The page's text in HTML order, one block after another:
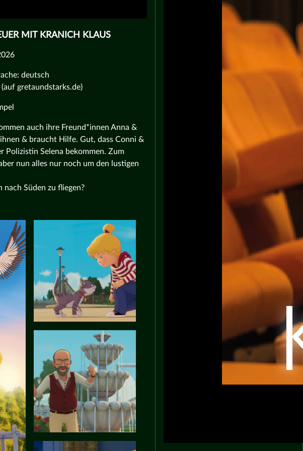
MIT KRANICH KLAUS
deutsch
gretaundstarks.de)
auch ihre Freund*innen Anna &
& braucht Hilfe. Gut, dass Conni &
Polizistin Selena bekommen. Zum
nun alles nur noch um den lustigen
Süden zu fliegen?